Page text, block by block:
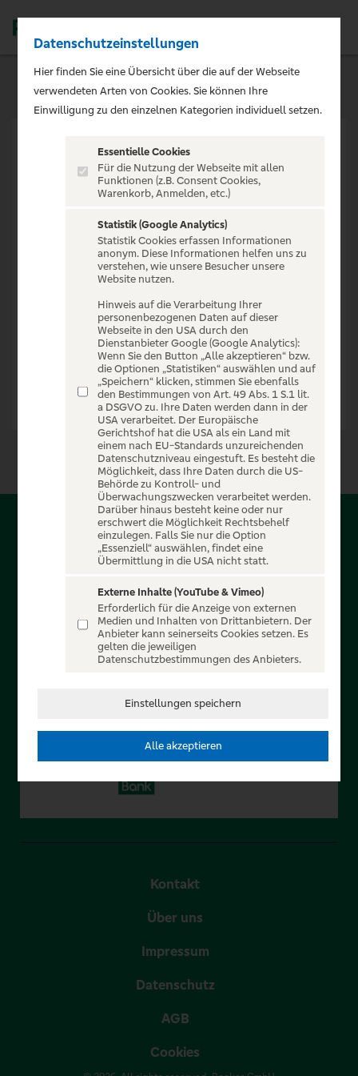
VERANSTALTUNG NICHT
GEFUNDEN
Zur Startseite
Über PSD-Entertain
Service für alle Kunden der PSD Banken. Auf unserem
einzigartigen Portal finden Sie Tickets für atemberaubende
Konzerte, Musicals und Shows, die Fußball-Bundesliga sowie
die Champions League und die Europa League.
In Zusammenarbeit mit
Kontakt
Über uns
Impressum
Datenschutz
AGB
Cookies
Datenschutzeinstellungen
Hier finden Sie eine Übersicht über die auf der Webseite
verwendeten Arten von Cookies. Sie können Ihre
Einwilligung zu den einzelnen Kategorien individuell setzen.
Essentielle Cookies
Für die Nutzung der Webseite mit allen
Funktionen (z.B. Consent Cookies,
Warenkorb, Anmelden, etc.)
Statistik (Google Analytics)
Statistik Cookies erfassen Informationen
anonym. Diese Informationen helfen uns zu
verstehen, wie unsere Besucher unsere
Website nutzen.
Hinweis auf die Verarbeitung Ihrer
personenbezogenen Daten auf dieser
Webseite in den USA durch den
Dienstanbieter Google (Google Analytics):
Wenn Sie den Button „Alle akzeptieren“ bzw.
die Optionen „Statistiken“ auswählen und auf
„Speichern“ klicken, stimmen Sie ebenfalls
den Bestimmungen von Art. 49 Abs. 1 S.1 lit.
a DSGVO zu. Ihre Daten werden dann in der
USA verarbeitet. Der Europäische
Gerichtshof hat die USA als ein Land mit
einem nach EU-Standards unzureichenden
Datenschutzniveau eingestuft. Es besteht die
Möglichkeit, dass Ihre Daten durch die US-
Behörde zu Kontroll- und
Überwachungszwecken verarbeitet werden.
Darüber hinaus besteht keine oder nur
erschwert die Möglichkeit Rechtsbehelf
einzulegen. Falls Sie nur die Option
„Essenziell“ auswählen, findet eine
Übermittlung in die USA nicht statt.
Externe Inhalte (YouTube & Vimeo)
Erforderlich für die Anzeige von externen
Medien und Inhalten von Drittanbietern. Der
Anbieter kann seinerseits Cookies setzen. Es
gelten die jeweiligen
Datenschutzbestimmungen des Anbieters.
Einstellungen speichern
Alle akzeptieren